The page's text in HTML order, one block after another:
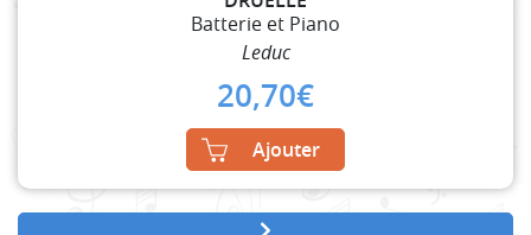
Batterie et Piano
Leduc
20,70€
Ajouter